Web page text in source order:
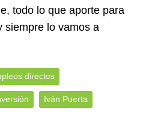
todo lo que aporte para
siempre lo vamos a
directos
Iván Puerta